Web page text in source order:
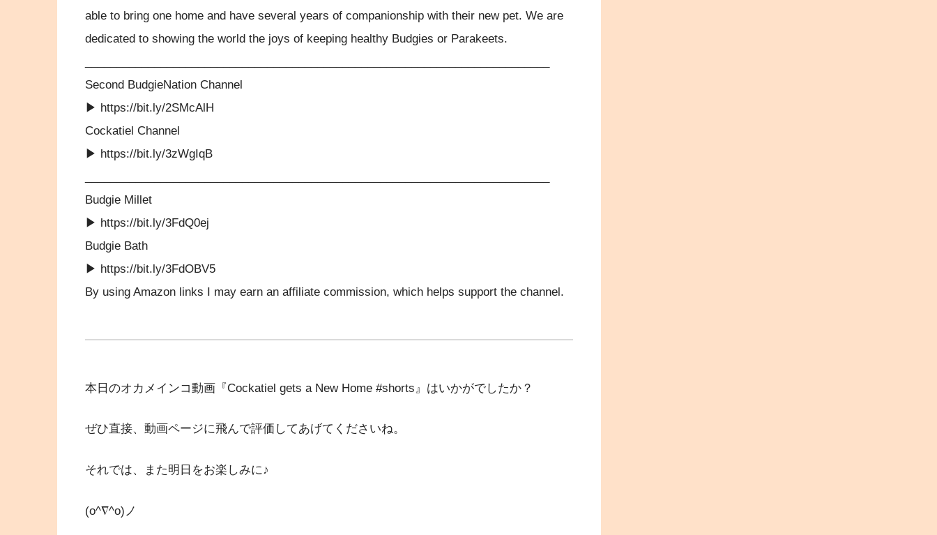
able to bring one home and have several years of companionship with their new pet. We are
dedicated to showing the world the joys of keeping healthy Budgies or Parakeets.
Second BudgieNation Channel
▶ https://bit.ly/2SMcAlH
Cockatiel Channel
▶ https://bit.ly/3zWgIqB
Budgie Millet
▶ https://bit.ly/3FdQ0ej
Budgie Bath
▶ https://bit.ly/3FdOBV5
By using Amazon links I may earn an affiliate commission, which helps support the channel.
本日のオカメインコ動画『Cockatiel gets a New Home #shorts』はいかがでしたか？
ぜひ直接、動画ページに飛んで評価してあげてくださいね。
それでは、また明日をお楽しみに♪
(o^∇^o)ノ